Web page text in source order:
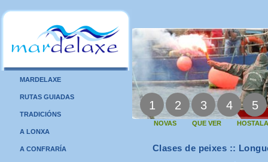
MARDELAXE
RUTAS GUIADAS
TRADICIÓNS
A LONXA
A CONFRARÍA
1 2 3 4 5
NOVAS QUE VER
Clases de peixes ::